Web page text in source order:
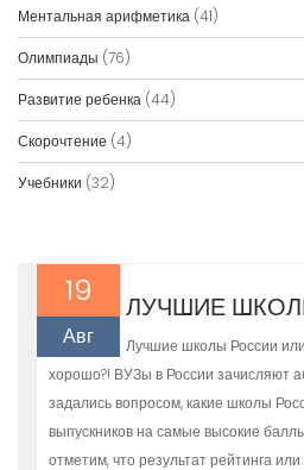
Ментальная арифметика (41)
Олимпиады (76)
Развитие ребенка (44)
Скорочтение (4)
Учебники (32)
19
Авг
ЛУЧШИЕ
Лучшие школы России или
хорошо?! ВУЗы в России зачисляют
задались вопросом, какие школы
выпускников на самые высокие
отметим, что результат рейтинга